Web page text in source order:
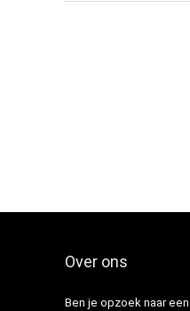
Over ons
Ben je opzoek naar